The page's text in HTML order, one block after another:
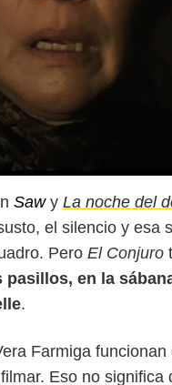
Sawy La noche del
el silencio y esa
Pero El Conjuro
en la
.
Farmiga
Eso no significa